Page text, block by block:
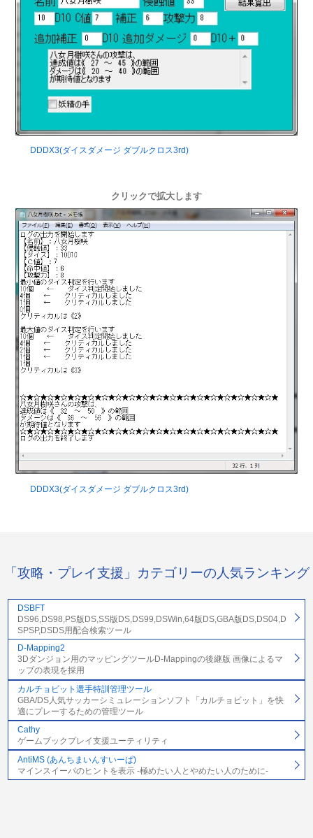
DDDX3(ダイスダメージ ダブルクロス3rd)
クリックで拡大します
DDDX3(ダイスダメージ ダブルクロス3rd)
「攻略・プレイ支援」カテゴリーの人気ランキング
DSBFT
DS96,DS98,PS版DS,SS版DS,DS99,DSWin,64版DS,GBA版DS,DS04,D
SPSP,DSDS用配合検索ツール
D-Mapping2
3Dダンジョン用のマッピングツールD-Mappingの後継版 画像によるマ
ップの表現を採用
カルチョビット選手特訓管理ツール
GBA/DS人気サッカーシミュレーションソフト「カルチョビット」を快
適にプレーするための管理ツール
Cathy
ゲームブックプレイ支援ユーティリティ
AntiMS (あんちまいんすいーぱ)
マインスイーパのヒントを表示 -極めたい人とやめたい人のために-